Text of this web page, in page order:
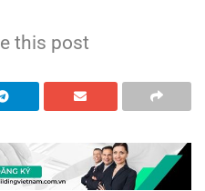
this post